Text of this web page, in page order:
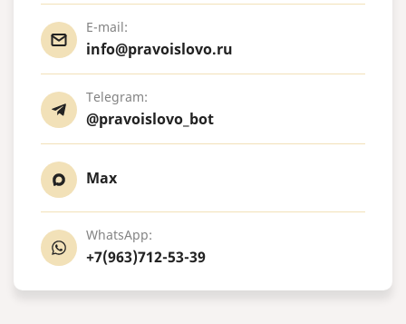
E-mail:
info@pravoislovo.ru
Telegram:
@pravoislovo_bot
Max
WhatsApp:
+7(963)712-53-39